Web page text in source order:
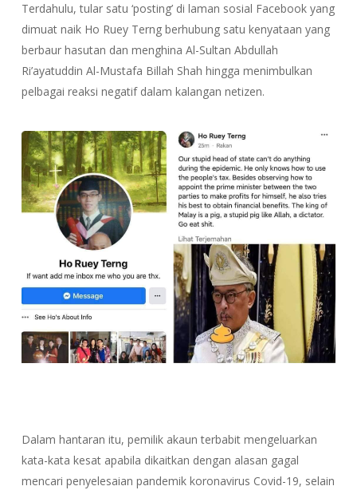
Terdahulu, tular satu ‘posting’ di laman sosial Facebook yang
dimuat naik Ho Ruey Terng berhubung satu kenyataan yang
berbaur hasutan dan menghina Al-Sultan Abdullah
Ri’ayatuddin Al-Mustafa Billah Shah hingga menimbulkan
pelbagai reaksi negatif dalam kalangan netizen.
Dalam hantaran itu, pemilik akaun terbabit mengeluarkan
kata-kata kesat apabila dikaitkan dengan alasan gagal
mencari penyelesaian pandemik koronavirus Covid-19, selain